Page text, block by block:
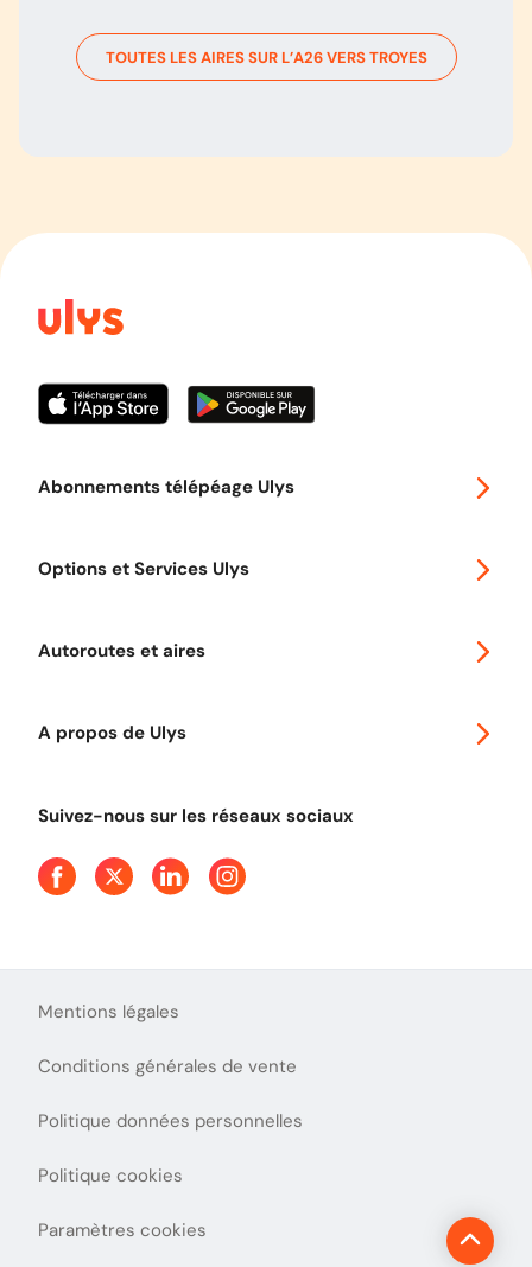
TOUTES LES AIRES SUR L’A26VERSTROYES
Abonnements télépéage Ulys
Options et Services Ulys
Autoroutes et aires
A propos de Ulys
Presse
Suivez-nous sur les réseaux sociaux
Mentions légales
Conditions générales de vente
Politique données personnelles
Politique cookies
Paramètres cookies